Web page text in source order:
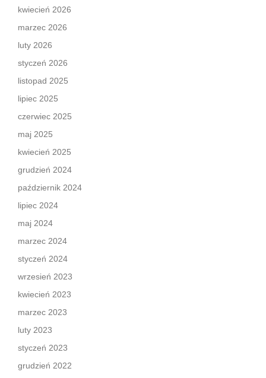
kwiecień 2026
marzec 2026
luty 2026
styczeń 2026
listopad 2025
lipiec 2025
czerwiec 2025
maj 2025
kwiecień 2025
grudzień 2024
październik 2024
lipiec 2024
maj 2024
marzec 2024
styczeń 2024
wrzesień 2023
kwiecień 2023
marzec 2023
luty 2023
styczeń 2023
grudzień 2022